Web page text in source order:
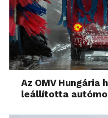
Az OMV
leállította